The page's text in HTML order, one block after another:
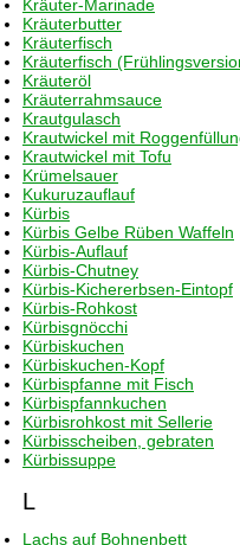
Kräuter-Marinade
Kräuterbutter
Kräuterfisch
Kräuterfisch
Kräuteröl
Kräuterrahmsauce
Krautgulasch
Krautwickel mit
Krautwickel mit Tofu
Krümelsauer
Kukuruzauflauf
Kürbis
Kürbis Gelbe Rüben Waffeln
Kürbis-Auflauf
Kürbis-Chutney
Kürbis-Kichererbsen-Eintopf
Kürbis-Rohkost
Kürbisgnöcchi
Kürbiskuchen
Kürbiskuchen-Kopf
Kürbispfanne mit Fisch
Kürbispfannkuchen
Kürbisrohkost mit Sellerie
Kürbisscheiben, gebraten
Kürbissuppe
L
Lachs auf Bohnenbett